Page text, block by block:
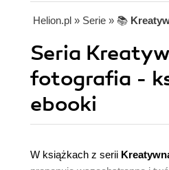
Helion.pl » Serie » 📚
Seria
fotografia -
ebooki
W książkach z serii